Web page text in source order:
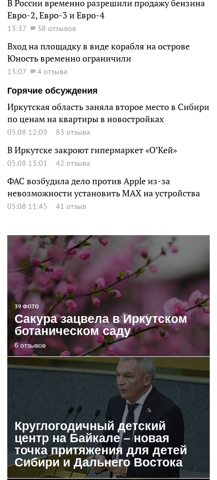
В России временно разрешили продажу бензина
Евро-2, Евро-3 и Евро-4
13:37 38 отзывов
Вход на площадку в виде корабля на острове
Юность временно ограничили
13:07
4 отзыва
Горячие обсуждения
Иркутская область заняла второе место в Сибири
по ценам на квартиры в новостройках
05.08 12:09 83 отзыва
В Иркутске закроют гипермаркет «О’Кей»
05.08 13:01 42 отзыва
ФАС возбудила дело против Apple из-за
невозможности установить MAX на устройства
05.08 11:45 41 отзыв
39 ФОТО
Сакура зацвела в Иркутском
ботаническом саду
6 отзывов
Круглогодичный детский
центр на Байкале – новая
точка притяжения для детей
Сибири и Дальнего Востока